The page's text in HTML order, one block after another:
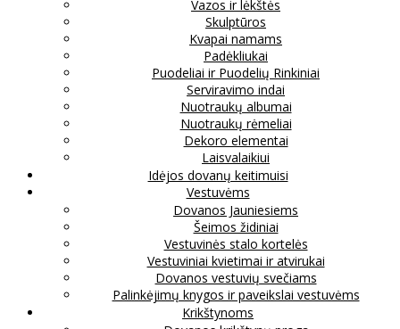
Vazos ir lėkštės
Skulptūros
Kvapai namams
Padėkliukai
Puodeliai ir Puodelių Rinkiniai
Serviravimo indai
Nuotraukų albumai
Nuotraukų rėmeliai
Dekoro elementai
Laisvalaikiui
Idėjos dovanų keitimuisi
Vestuvėms
Dovanos Jauniesiems
Šeimos židiniai
Vestuvinės stalo kortelės
Vestuviniai kvietimai ir atvirukai
Dovanos vestuvių svečiams
Palinkėjimų knygos ir paveikslai vestuvėms
Krikštynoms